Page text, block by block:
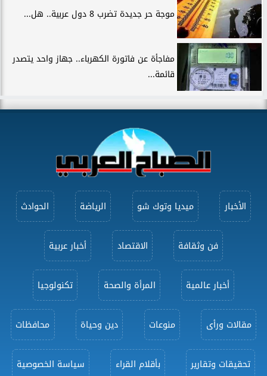
موجة حر جديدة تضرب 8 دول عربية.. هل...
مفاجأة عن فاتورة الكهرباء.. جهاز واحد يتصدر
قائمة...
الأخبار ميديا وتوك شو الرياضة الحوادث
فن وثقافة الاقتصاد أخبار عربية
أخبار عالمية المرأة والصحة تكنولوجيا
مقالات ورأى منوعات دين وحياة محافظات
تحقيقات وتقارير بأقلام القراء سياسة الخصوصية